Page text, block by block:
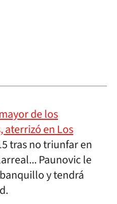
de los
aterrizó en Los
tras no triunfar en
Paunovic le
y tendrá